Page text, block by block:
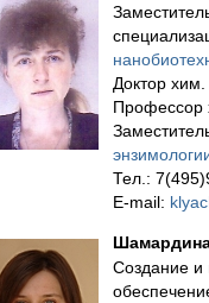
Доктор хим.
Профессор
Тел.:
E-mail:
Создание и